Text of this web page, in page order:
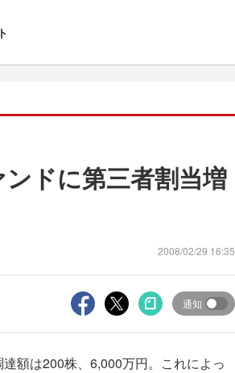
ドに第三者割当増
2008/02/29 16:35
通知
額は200株、6,000万円。これによっ